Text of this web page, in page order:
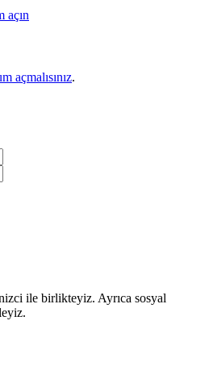
açın
açmalısınız.
ile birlikteyiz. Ayrıca sosyal